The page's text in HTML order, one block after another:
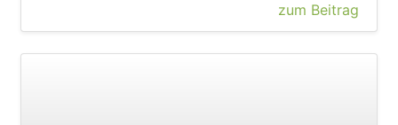
zum Beitrag